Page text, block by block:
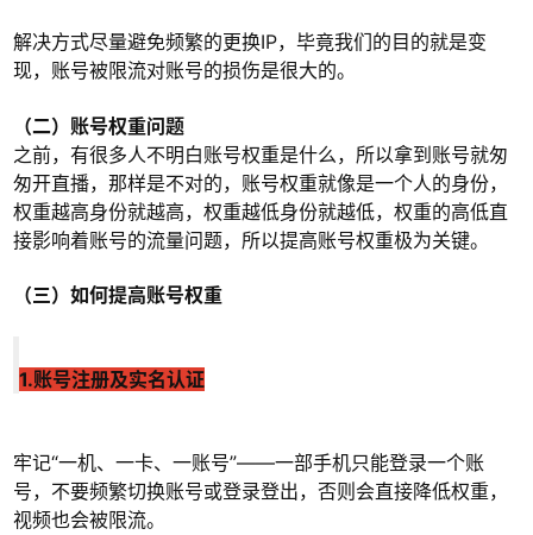
解决方式尽量避免频繁的更换IP，毕竟我们的目的就是变
现，账号被限流对账号的损伤是很大的。
（二）账号权重问题
之前，有很多人不明白账号权重是什么，所以拿到账号就匆
匆开直播，那样是不对的，账号权重就像是一个人的身份，
权重越高身份就越高，权重越低身份就越低，权重的高低直
接影响着账号的流量问题，所以提高账号权重极为关键。
（三）如何提高账号权重
1.账号注册及实名认证
牢记“一机、一卡、一账号”——一部手机只能登录一个账
号，不要频繁切换账号或登录登出，否则会直接降低权重，
视频也会被限流。